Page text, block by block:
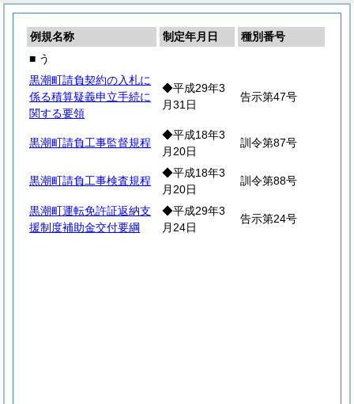
例規名称 制定年月日
種別番号
■ う
黒潮町請負契約の入札に
係る積算疑義申立手続に
関する要領
◆平成29年3
月31日
告示第47号
黒潮町請負工事監督規程
◆平成18年3
月20日
訓令第87号
黒潮町請負工事検査規程
◆平成18年3
月20日
訓令第88号
黒潮町運転免許証返納支
援制度補助金交付要綱
◆平成29年3
月24日
告示第24号